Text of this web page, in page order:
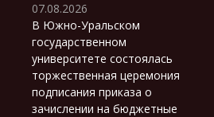
07.08.2026
В Южно-Уральском
государственном
университете состоялась
торжественная церемония
подписания приказа о
зачислении на бюджетные